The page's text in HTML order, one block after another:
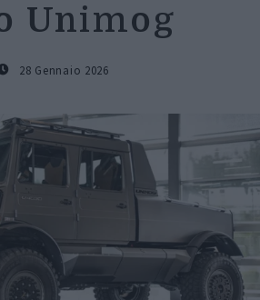
Unimog
28 Gennaio 2026